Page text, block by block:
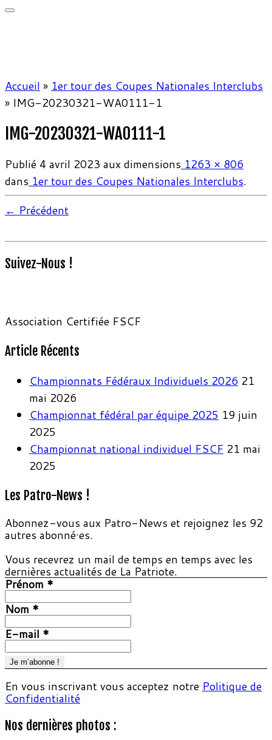
Accueil » 1er tour des Coupes Nationales Interclubs
» IMG-20230321-WA0111-1
IMG-20230321-WA0111-1
Publié 4 avril 2023 aux dimensions 1263 × 806
dans 1er tour des Coupes Nationales Interclubs.
← Précédent
Suivez-Nous !
Association Certifiée FSCF
Article Récents
Championnats Fédéraux Individuels 2026 21
mai 2026
Championnat fédéral par équipe 2025 19 juin
2025
Championnat national individuel FSCF 21 mai
2025
Les Patro-News !
Abonnez-vous aux Patro-News et rejoignez les 92
autres abonné·es.
Vous recevrez un mail de temps en temps avec les
dernières actualités de La Patriote.
Prénom *
Nom *
E-mail *
En vous inscrivant vous acceptez notre Politique de
Confidentialité
Nos dernières photos :